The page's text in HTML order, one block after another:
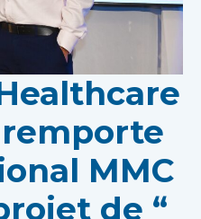
MMC
de “